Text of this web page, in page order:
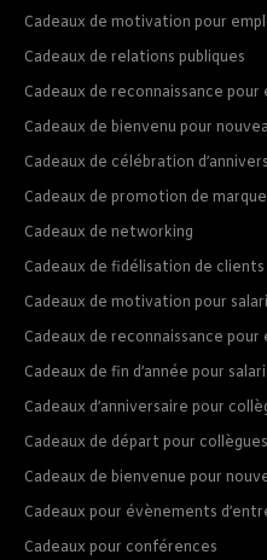
Cadeaux de motivation pour
Cadeaux de relations publiques
Cadeaux de reconnaissance pour
Cadeaux de bienvenu pour
Cadeaux de célébration
Cadeaux de promotion de marque
Cadeaux de networking
Cadeaux de fidélisation de clients
Cadeaux de motivation pour
Cadeaux de reconnaissance pour
Cadeaux de fin d’année pour
Cadeaux d’anniversaire pour
Cadeaux de départ pour collègues
Cadeaux de bienvenue pour
Cadeaux pour évènements
Cadeaux pour conférences